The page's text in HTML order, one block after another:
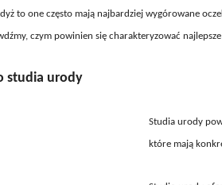
to one często mają najbardziej wygórowane
czym powinien się charakteryzować
studia urody
Studia urody
które mają